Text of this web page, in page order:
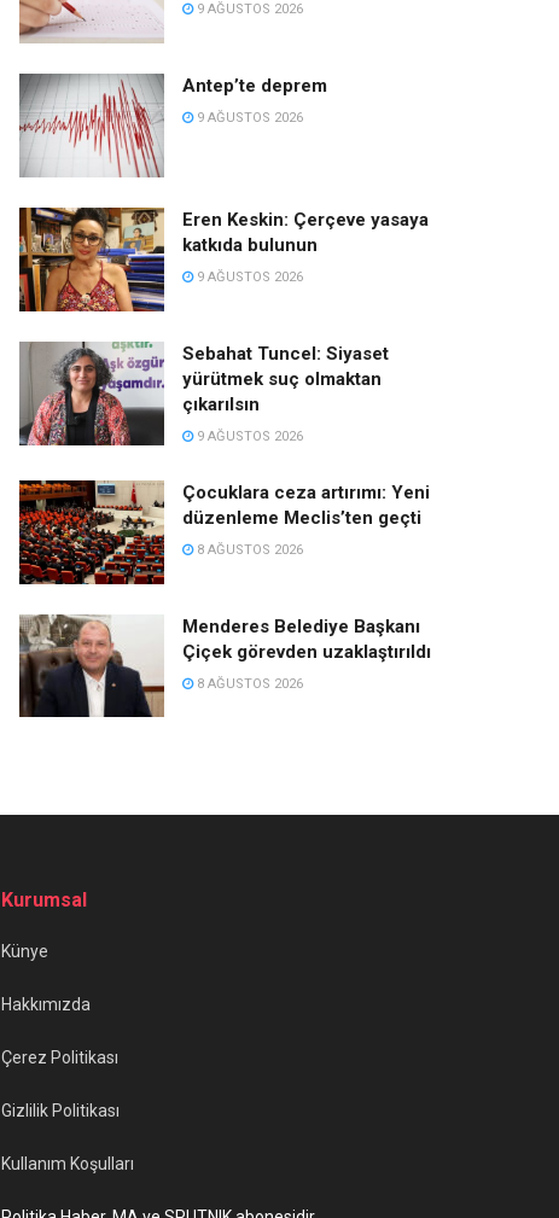
9 AĞUSTOS 2026
Antep’te deprem
9 AĞUSTOS 2026
Eren Keskin: Çerçeve yasaya
katkıda bulunun
9 AĞUSTOS 2026
Sebahat Tuncel: Siyaset
yürütmek suç olmaktan
çıkarılsın
9 AĞUSTOS 2026
Çocuklara ceza artırımı: Yeni
düzenleme Meclis’ten geçti
8 AĞUSTOS 2026
Menderes Belediye Başkanı
Çiçek görevden uzaklaştırıldı
8 AĞUSTOS 2026
Kurumsal
Künye
Hakkımızda
Çerez Politikası
Gizlilik Politikası
Kullanım Koşulları